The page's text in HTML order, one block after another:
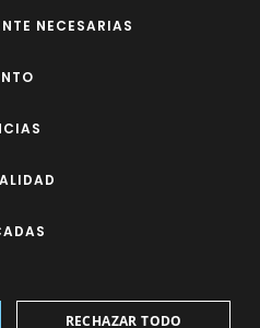
derechos reservados | Hecho por
Marketing
NECESARIAS
RECHAZAR TODO